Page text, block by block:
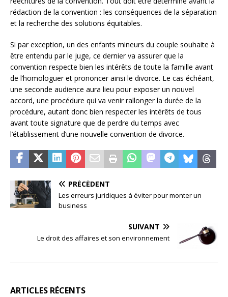
rédaction de la convention : les conséquences de la séparation
et la recherche des solutions équitables.
Si par exception, un des enfants mineurs du couple souhaite à
être entendu par le juge, ce dernier va assurer que la
convention respecte bien les intérêts de toute la famille avant
de l’homologuer et prononcer ainsi le divorce. Le cas échéant,
une seconde audience aura lieu pour exposer un nouvel
accord, une procédure qui va venir rallonger la durée de la
procédure, autant donc bien respecter les intérêts de tous
avant toute signature que de perdre du temps avec
l’établissement d’une nouvelle convention de divorce.
PRÉCÉDENT
Les erreurs juridiques à éviter pour monter un
business
SUIVANT
Le droit des affaires et son environnement
ARTICLES RÉCENTS